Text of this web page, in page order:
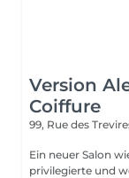
Version
Coiffure
99, Rue des
Ein neuer Salon
privilegierte und